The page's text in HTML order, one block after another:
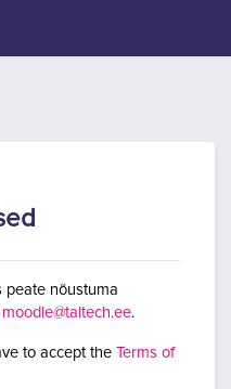
peate nõustuma
moodle@taltech.ee.
to accept the Terms of